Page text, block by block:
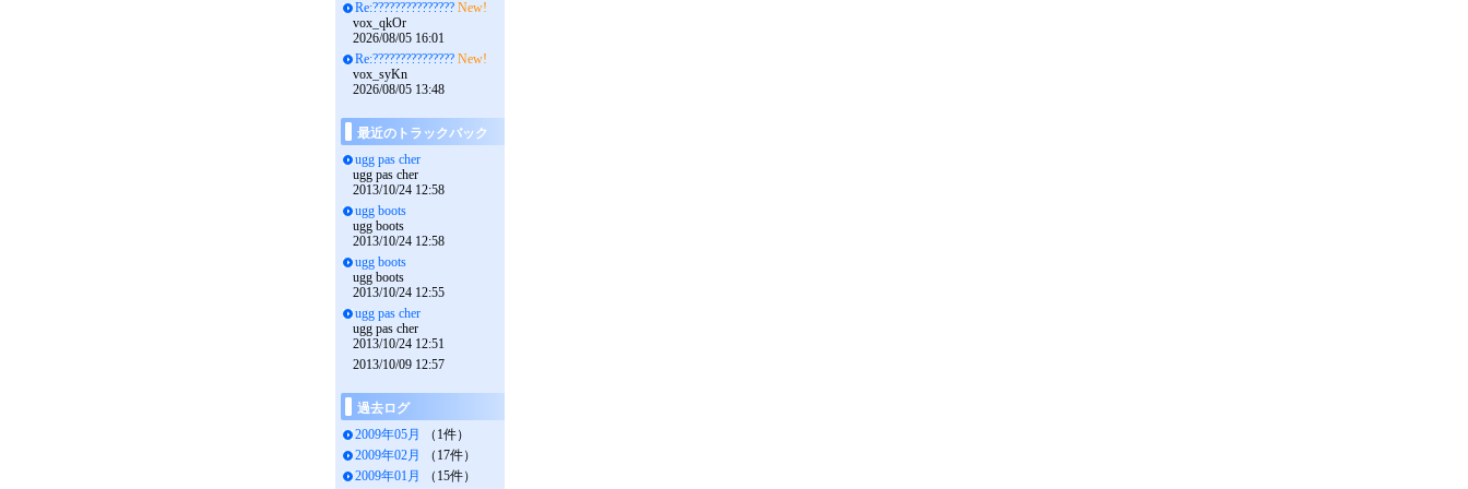
Re:??????????????? New!
vox_qkOr
2026/08/05 16:01
Re:??????????????? New!
vox_syKn
2026/08/05 13:48
最近のトラックバック
ugg pas cher
ugg pas cher
2013/10/24 12:58
ugg boots
ugg boots
2013/10/24 12:58
ugg boots
ugg boots
2013/10/24 12:55
ugg pas cher
ugg pas cher
2013/10/24 12:51
2013/10/09 12:57
過去ログ
2009年05月
（1件）
2009年02月
（17件）
2009年01月
（15件）